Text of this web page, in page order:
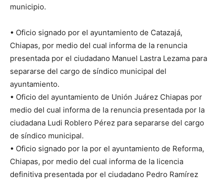
municipio.
• Oficio signado por el ayuntamiento de Catazajá,
Chiapas, por medio del cual informa de la renuncia
presentada por el ciudadano Manuel Lastra Lezama para
separarse del cargo de síndico municipal del
ayuntamiento.
• Oficio del ayuntamiento de Unión Juárez Chiapas por
medio del cual informa de la renuncia presentada por la
ciudadana Ludi Roblero Pérez para separarse del cargo
de síndico municipal.
• Oficio signado por la por el ayuntamiento de Reforma,
Chiapas, por medio del cual informa de la licencia
definitiva presentada por el ciudadano Pedro Ramírez